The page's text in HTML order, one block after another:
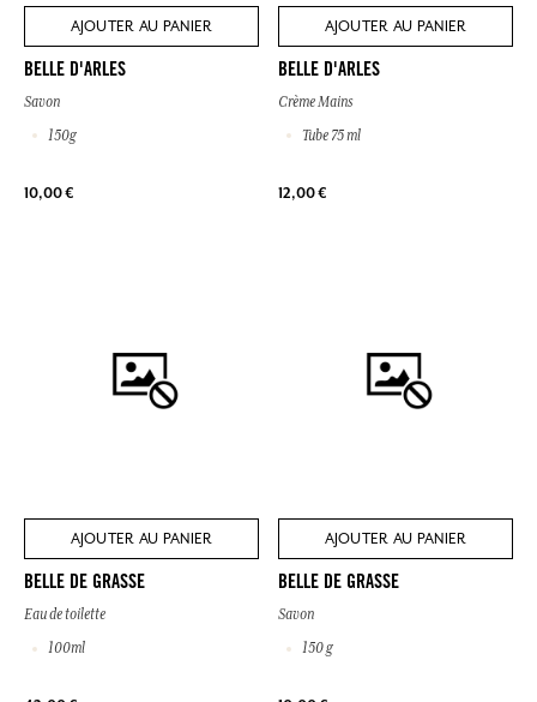
AJOUTER AU PANIER
BELLE D'ARLES
Savon
150g
10,00 €
AJOUTER AU PANIER
BELLE D'ARLES
Crème Mains
Tube 75 ml
12,00 €
AJOUTER AU PANIER
BELLE DE GRASSE
Eau de toilette
100ml
AJOUTER AU PANIER
BELLE DE GRASSE
Savon
150 g